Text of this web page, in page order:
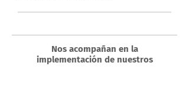
Nos acompañan en la
implementación de nuestros